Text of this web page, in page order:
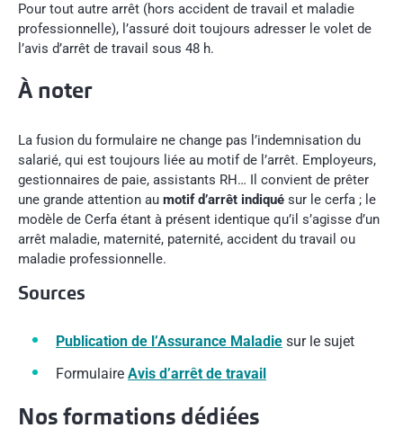
Pour tout autre arrêt (hors accident de travail et maladie
professionnelle), l’assuré doit toujours adresser le volet de
l’avis d’arrêt de travail sous 48 h.
À noter
La fusion du formulaire ne change pas l’indemnisation du
salarié, qui est toujours liée au motif de l’arrêt. Employeurs,
gestionnaires de paie, assistants RH… Il convient de prêter
une grande attention au motif d’arrêt indiqué sur le cerfa ; le
modèle de Cerfa étant à présent identique qu’il s’agisse d’un
arrêt maladie, maternité, paternité, accident du travail ou
maladie professionnelle.
Sources
Publication de l’Assurance Maladie sur le sujet
Formulaire Avis d’arrêt de travail
Nos formations dédiées